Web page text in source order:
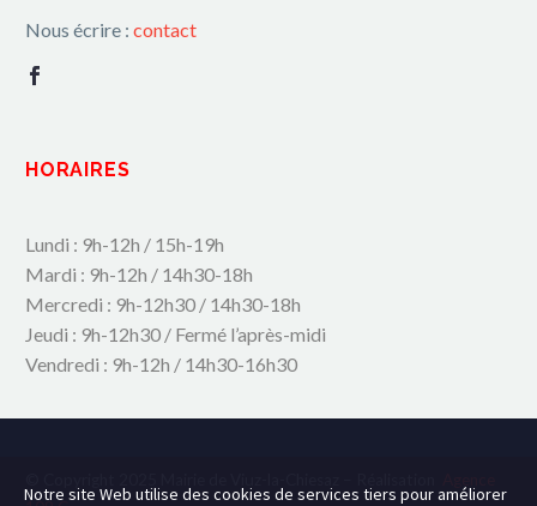
Nous écrire : contact
HORAIRES
Lundi : 9h-12h / 15h-19h
Mardi : 9h-12h / 14h30-18h
Mercredi : 9h-12h30 / 14h30-18h
Jeudi : 9h-12h30 / Fermé l’après-midi
Vendredi : 9h-12h / 14h30-16h30
Notre site Web utilise des cookies de services tiers pour améliorer